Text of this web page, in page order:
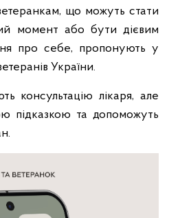
що можуть стати
момент або бути дієвим
про себе, пропонують у
України.
консультацію лікаря, але
підказкою та допоможуть